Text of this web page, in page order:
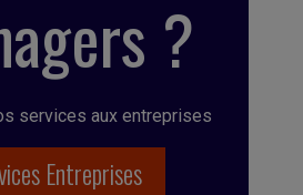
?
services aux entreprises
Entreprises